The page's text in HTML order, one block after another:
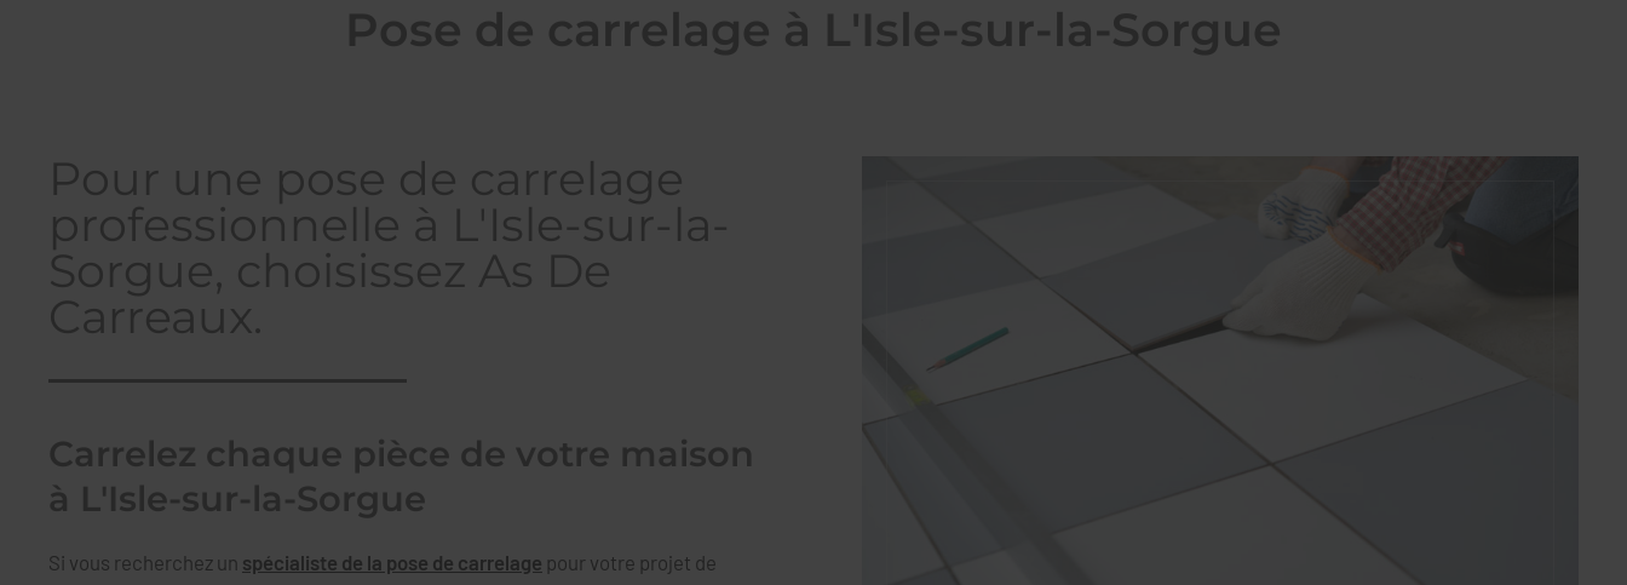
Pose de carrelage à L'Isle-sur-la-Sorgue
Pour une pose de carrelage
professionnelle à L'Isle-sur-la-
Sorgue, choisissez As De
Carreaux.
Carrelez chaque pièce de votre maison
à L'Isle-sur-la-Sorgue
Si vous recherchez un spécialiste de la pose de carrelage pour votre projet de